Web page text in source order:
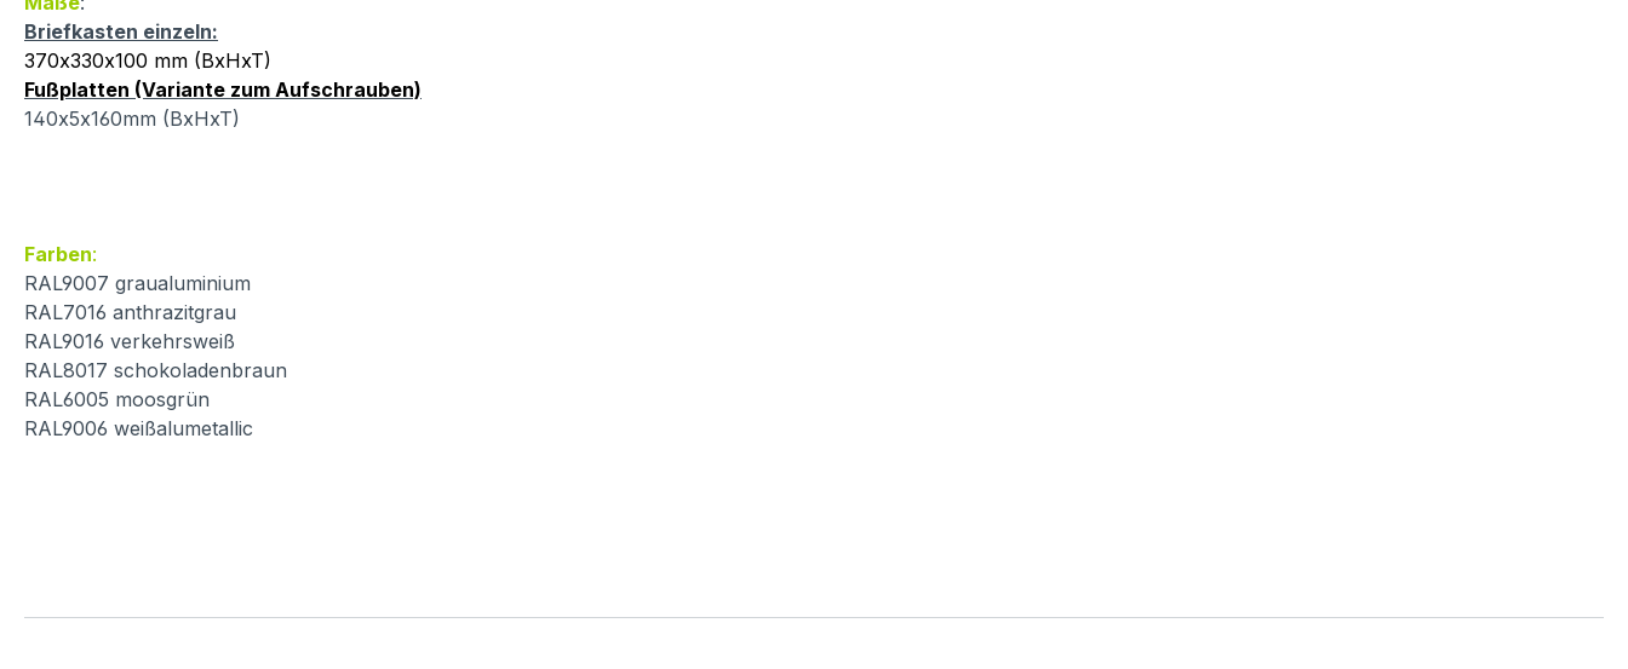
Briefkasten einzeln:
370x330x100 mm (BxHxT)
Fußplatten (Variante zum Aufschrauben)
140x5x160mm (BxHxT)
Farben:
RAL9007 graualuminium
RAL7016 anthrazitgrau
RAL9016 verkehrsweiß
RAL8017 schokoladenbraun
RAL6005 moosgrün
RAL9006 weißalumetallic